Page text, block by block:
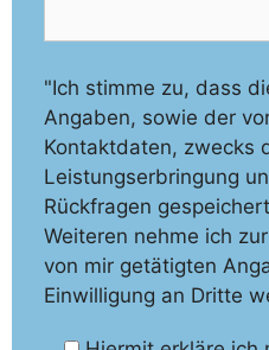
"Ich stimme zu, dass
Angaben, sowie der
Kontaktdaten, zwecks
Leistungserbringung
Rückfragen
Weiteren nehme ich
von mir getätigten
Einwilligung an Dritte